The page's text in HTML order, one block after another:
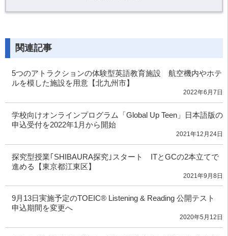
関連記事
5つのアトラクションの体験型英語教育施設 航空機内やホテ
ルを模した施設を用意【北九州市】
2022年6月7日
学校向けオンラインプログラム「Global Up Teen」日本語版の
申込受付を2022年1月から開始
2021年12月24日
探究型授業｢SHIBAURA探究｣スタート ITとGCの2本立てで
進める【東京都江東区】
2021年9月8日
9月13日実施予定のTOEIC® Listening & Reading 公開テスト
申込期間を変更へ
2020年5月12日